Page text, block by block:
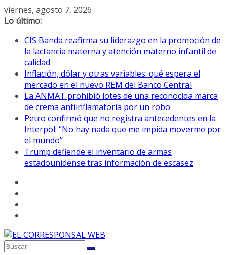
Saltar
al
viernes, agosto 7, 2026
Lo último:
CIS Banda reafirma su liderazgo en la promoción de
la lactancia materna y atención materno infantil de
calidad
Inflación, dólar y otras variables: qué espera el
mercado en el nuevo REM del Banco Central
La ANMAT prohibió lotes de una reconocida marca
de crema antiinflamatoria por un robo
Petro confirmó que no registra antecedentes en la
Interpol: “No hay nada que me impida moverme por
el mundo”
Trump defiende el inventario de armas
estadounidense tras información de escasez